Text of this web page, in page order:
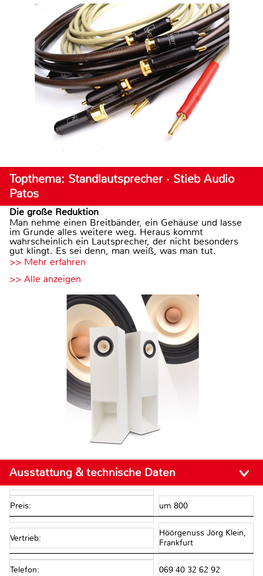
Topthema: Standlautsprecher · Stieb Audio
Patos
Die große Reduktion
Man nehme einen Breitbänder, ein Gehäuse und lasse
im Grunde alles weitere weg. Heraus kommt
wahrscheinlich ein Lautsprecher, der nicht besonders
gut klingt. Es sei denn, man weiß, was man tut.
>> Mehr erfahren
>> Alle anzeigen
Ausstattung & technische Daten
Preis: um 800
Vertrieb:
Höörgenuss Jörg Klein,
Frankfurt
Telefon: 069 40 32 62 92